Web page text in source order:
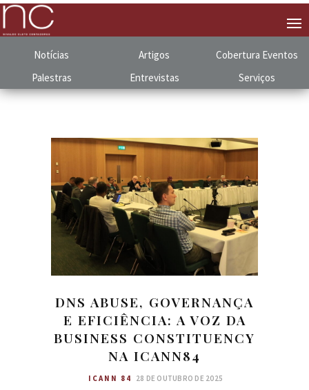
Notícias Artigos Cobertura Eventos
Palestras
Entrevistas Serviços
DNS ABUSE, GOVERNANÇA
E EFICIÊNCIA: A VOZ DA
BUSINESS CONSTITUENCY
NA ICANN84
ICANN 84 28 DE OUTUBRO DE 2025